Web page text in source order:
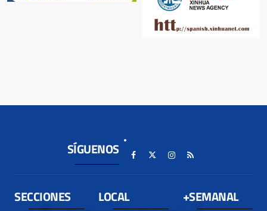
SÍGUENOS
SECCIONES LOCAL +SEMANAL